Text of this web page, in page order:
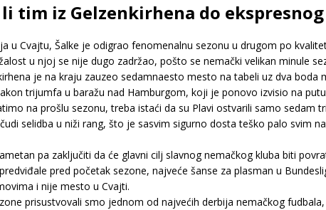
li tim iz Gelzenkirhena do
u Cvajtu, Šalke je odigrao fenomenalnu sezonu u drugom po
u njoj se nije dugo zadržao, pošto se nemački velikan minule
je na kraju zauzeo sedamnaesto mesto na tabeli uz dva
trijumfa u baražu nad Hamburgom, koji je ponovo izvisio na
na prošlu sezonu, treba istaći da su Plavi ostvarili samo sedam
selidba u niži rang, što je sasvim sigurno dosta teško palo svim
pa zaključiti da će glavni cilj slavnog nemačkog kluba biti
pred početak sezone, najveće šanse za plasman u
i nije mesto u Cvajti.
prisustvovali smo jednom od najvećih derbija nemačkog